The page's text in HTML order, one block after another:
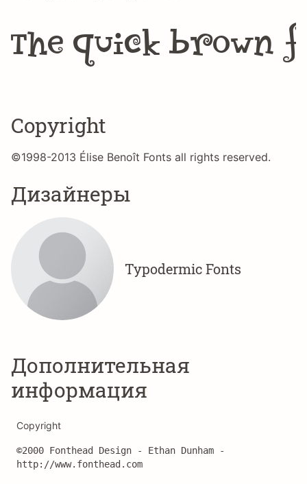
The quick brown
Copyright
©1998-2013 Élise Benoît Fonts all rights reserved.
Дизайнеры
Typodermic Fonts
Дополнительная
информация
Copyright
©2000 Fonthead Design - Ethan Dunham -
http://www.fonthead.com